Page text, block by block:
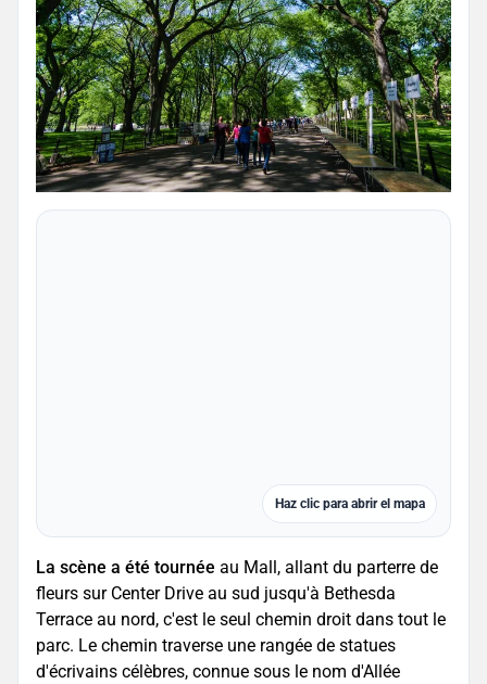
Haz clic para abrir el mapa
La scène a été tournée au Mall, allant du parterre de
fleurs sur Center Drive au sud jusqu'à Bethesda
Terrace au nord, c'est le seul chemin droit dans tout le
parc. Le chemin traverse une rangée de statues
d'écrivains célèbres, connue sous le nom d'Allée